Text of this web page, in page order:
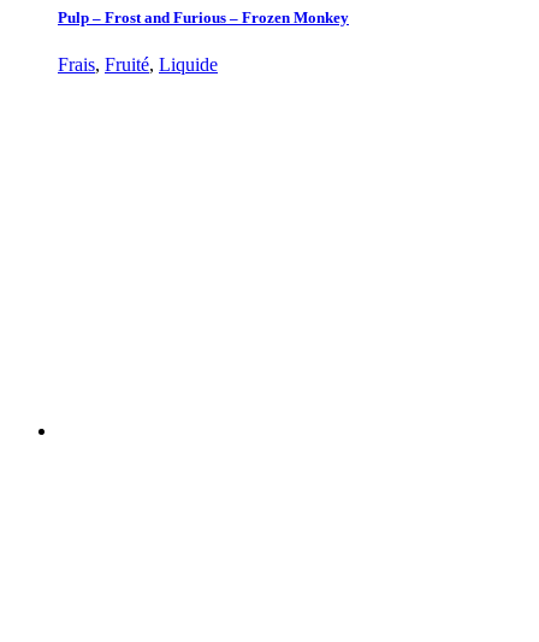
Pulp – Frost and Furious – Frozen Monkey
Frais, Fruité, Liquide